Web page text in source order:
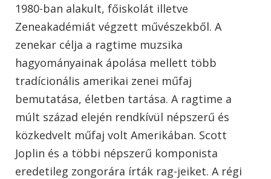
1980-ban alakult, főiskolát illetve
Zeneakadémiát végzett művészekből. A
zenekar célja a ragtime muzsika
hagyományainak ápolása mellett több
tradícionális amerikai zenei műfaj
bemutatása, életben tartása. A ragtime a
múlt század elején rendkívül népszerű és
közkedvelt műfaj volt Amerikában. Scott
Joplin és a többi népszerű komponista
eredetileg zongorára írták rag-jeiket. A régi